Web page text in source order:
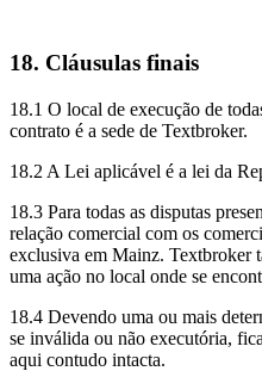
18. Cláusulas finais
18.1 O local de execução de
contrato é a sede de Textbroker.
18.2 A Lei aplicável é a lei da
18.3 Para todas as disputas
relação comercial com os
exclusiva em Mainz. Textbroker
uma ação no local onde se
18.4 Devendo uma ou mais
se inválida ou não executória,
aqui contudo intacta.